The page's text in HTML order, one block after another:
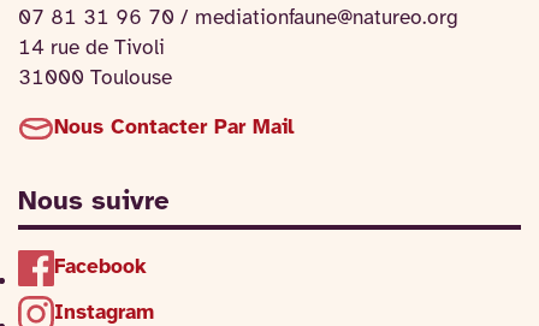
07 81 31 96 70 / mediationfaune@natureo.org
14 rue de Tivoli
31000 Toulouse
Nous Contacter Par Mail
Nous suivre
Facebook
Instagram